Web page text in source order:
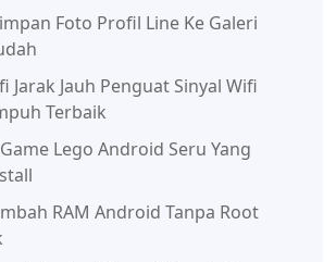
Foto Profil Line Ke Galeri
Jarak Jauh Penguat Sinyal Wifi
Terbaik
Lego Android Seru Yang
RAM Android Tanpa Root